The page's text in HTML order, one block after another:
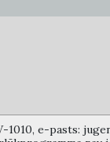
1010, e-pasts: